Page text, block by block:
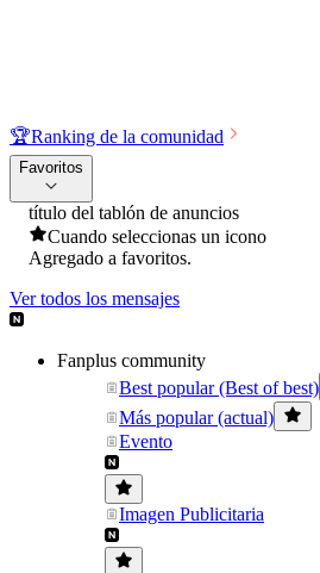
🏆Ranking de la comunidad
Favoritos
título del tablón de anuncios
Cuando seleccionas un icono
Agregado a favoritos.
Ver todos los mensajes
Fanplus community
Best popular (Best of best)
Más popular (actual)
Evento
Imagen Publicitaria